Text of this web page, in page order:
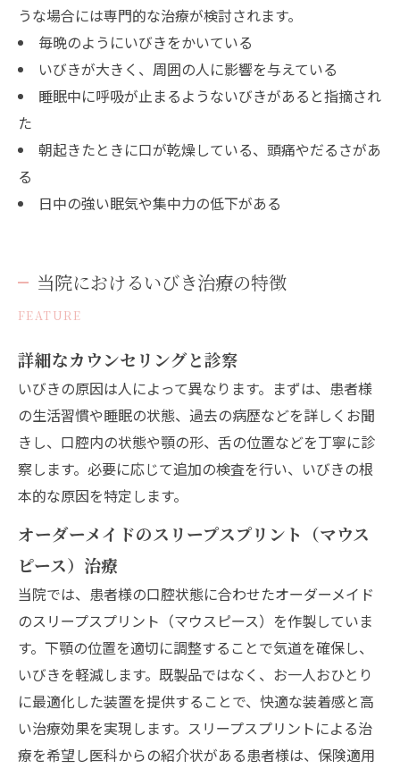
うな場合には専門的な治療が検討されます。
毎晩のようにいびきをかいている
いびきが大きく、周囲の人に影響を与えている
睡眠中に呼吸が止まるようないびきがあると指摘され
た
朝起きたときに口が乾燥している、頭痛やだるさがあ
る
日中の強い眠気や集中力の低下がある
当院におけるいびき治療の特徴
FEATURE
詳細なカウンセリングと診察
いびきの原因は人によって異なります。まずは、患者様
の生活習慣や睡眠の状態、過去の病歴などを詳しくお聞
きし、口腔内の状態や顎の形、舌の位置などを丁寧に診
察します。必要に応じて追加の検査を行い、いびきの根
本的な原因を特定します。
オーダーメイドのスリープスプリント（マウス
ピース）治療
当院では、患者様の口腔状態に合わせたオーダーメイド
のスリープスプリント（マウスピース）を作製していま
す。下顎の位置を適切に調整することで気道を確保し、
いびきを軽減します。既製品ではなく、お一人おひとり
に最適化した装置を提供することで、快適な装着感と高
い治療効果を実現します。スリープスプリントによる治
療を希望し医科からの紹介状がある患者様は、保険適用